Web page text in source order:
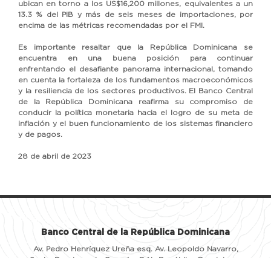
ubican en torno a los US$16,200 millones, equivalentes a un
13.3 % del PIB y más de seis meses de importaciones, por
encima de las métricas recomendadas por el FMI.
Es importante resaltar que la República Dominicana se
encuentra en una buena posición para continuar
enfrentando el desafiante panorama internacional, tomando
en cuenta la fortaleza de los fundamentos macroeconómicos
y la resiliencia de los sectores productivos. El Banco Central
de la República Dominicana reafirma su compromiso de
conducir la política monetaria hacia el logro de su meta de
inflación y el buen funcionamiento de los sistemas financiero
y de pagos.
28 de abril de 2023
Banco Central de la República Dominicana
Av. Pedro Henríquez Ureña esq. Av. Leopoldo Navarro,